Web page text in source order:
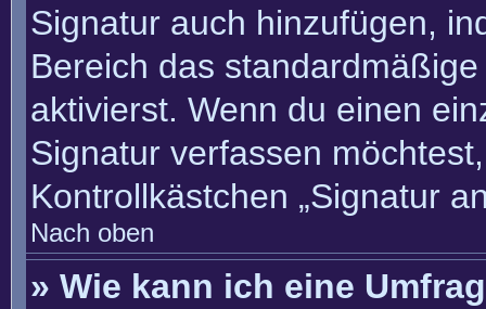
Signatur auch hinzufügen,
Bereich das
aktivierst. Wenn du einen
Signatur verfassen
Kontrollkästchen „Signatur
Nach oben
» Wie kann ich eine